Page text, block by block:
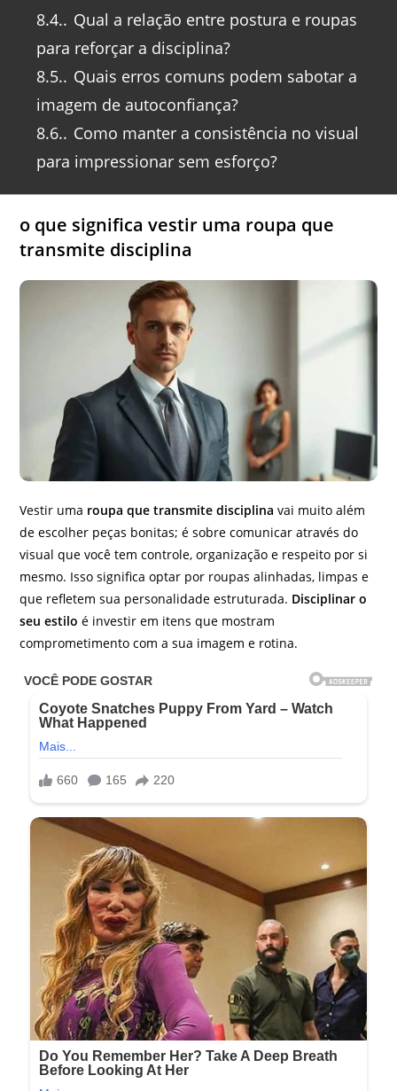
8.4. Qual a relação entre postura e roupas
para reforçar a disciplina?
8.5. Quais erros comuns podem sabotar a
imagem de autoconfiança?
8.6. Como manter a consistência no visual
para impressionar sem esforço?
o que significa vestir uma roupa que
transmite disciplina
Vestir uma roupa que transmite disciplina vai muito além
de escolher peças bonitas; é sobre comunicar através do
visual que você tem controle, organização e respeito por si
mesmo. Isso significa optar por roupas alinhadas, limpas e
que refletem sua personalidade estruturada. Disciplinar o
seu estilo é investir em itens que mostram
comprometimento com a sua imagem e rotina.